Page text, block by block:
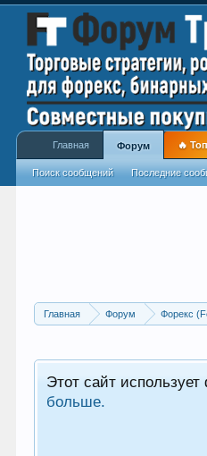
Главная Форум Форекс
Этот сайт
больше.
Главная Форум
Поиск сообщений Последние
🔥